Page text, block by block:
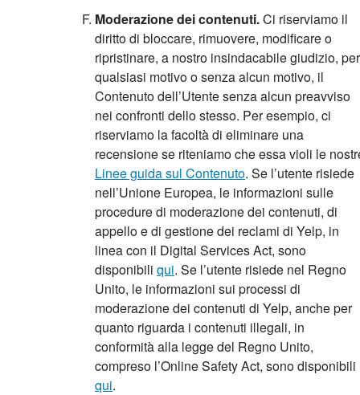
Moderazione dei contenuti.Ci riserviamo il
diritto di bloccare, rimuovere, modificare o
ripristinare, a nostro insindacabile giudizio, per
qualsiasi motivo o senza alcun motivo, il
Contenuto dell’Utente senza alcun preavviso
nei confronti dello stesso. Per esempio, ci
riserviamo la facoltà di eliminare una
recensione se riteniamo che essa violi le
Linee guida sul Contenuto. Se l’utente risiede
nell’Unione Europea, le informazioni sulle
procedure di moderazione dei contenuti, di
appello e di gestione dei reclami di Yelp, in
linea con il Digital Services Act, sono
disponibili qui. Se l’utente risiede nel Regno
Unito, le informazioni sui processi di
moderazione dei contenuti di Yelp, anche per
quanto riguarda i contenuti illegali, in
conformità alla legge del Regno Unito,
compreso l’Online Safety Act, sono disponibili
qui.